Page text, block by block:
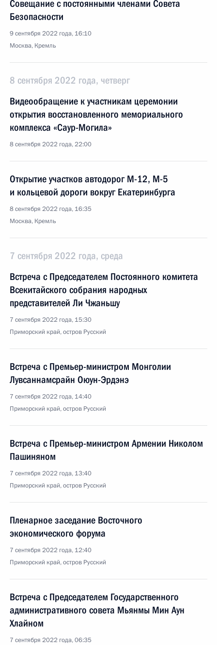
Совещание с постоянными членами Совета
Безопасности
9 сентября 2022 года, 16:10
Москва, Кремль
8 сентября 2022 года, четверг
Видеообращение к участникам церемонии
открытия восстановленного мемориального
комплекса «Саур-Могила»
8 сентября 2022 года, 22:00
Открытие участков автодорог М-12, М-5
и кольцевой дороги вокруг Екатеринбурга
8 сентября 2022 года, 16:35
Москва, Кремль
7 сентября 2022 года, среда
Встреча с Председателем Постоянного комитета
Всекитайского собрания народных
представителей Ли Чжаньшу
7 сентября 2022 года, 15:30
Приморский край, остров Русский
Встреча с Премьер-министром Монголии
Лувсаннамсрайн Оюун-Эрдэнэ
7 сентября 2022 года, 14:40
Приморский край, остров Русский
Встреча с Премьер-министром Армении Николом
Пашиняном
7 сентября 2022 года, 13:40
Приморский край, остров Русский
Пленарное заседание Восточного
экономического форума
7 сентября 2022 года, 12:40
Приморский край, остров Русский
Встреча с Председателем Государственного
административного совета Мьянмы Мин Аун
Хлайном
7 сентября 2022 года, 06:35